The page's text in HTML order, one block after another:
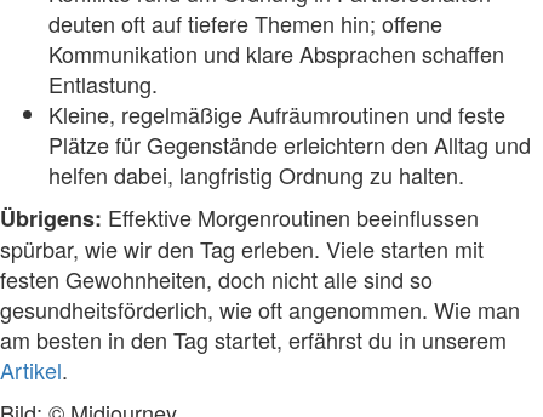
deuten oft auf tiefere Themen hin; offene
Kommunikation und klare Absprachen schaffen
Entlastung.
Kleine, regelmäßige Aufräumroutinen und feste
Plätze für Gegenstände erleichtern den Alltag und
helfen dabei, langfristig Ordnung zu halten.
Übrigens: Effektive Morgenroutinen beeinflussen
spürbar, wie wir den Tag erleben. Viele starten mit
festen Gewohnheiten, doch nicht alle sind so
gesundheitsförderlich, wie oft angenommen. Wie man
am besten in den Tag startet, erfährst du in unserem
Artikel.